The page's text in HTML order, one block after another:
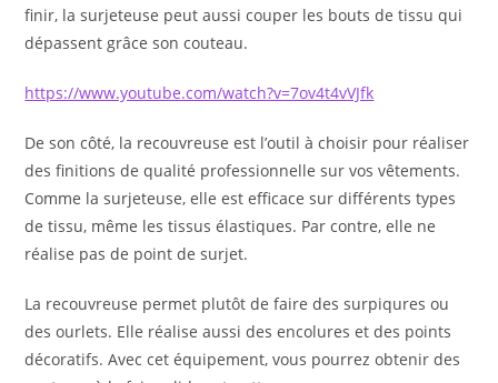
finir, la surjeteuse peut aussi couper les bouts de tissu qui
dépassent grâce son couteau.
https://www.youtube.com/watch?v=7ov4t4vVJfk
De son côté, la recouvreuse est l’outil à choisir pour réaliser
des finitions de qualité professionnelle sur vos vêtements.
Comme la surjeteuse, elle est efficace sur différents types
de tissu, même les tissus élastiques. Par contre, elle ne
réalise pas de point de surjet.
La recouvreuse permet plutôt de faire des surpiqures ou
des ourlets. Elle réalise aussi des encolures et des points
décoratifs. Avec cet équipement, vous pourrez obtenir des